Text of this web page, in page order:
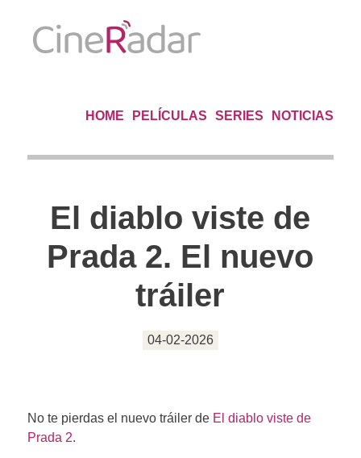
HOME PELÍCULAS SERIES NOTICIAS
El diablo viste de
Prada 2. El nuevo
tráiler
04-02-2026
No te pierdas el nuevo tráiler de El diablo viste de
Prada 2.